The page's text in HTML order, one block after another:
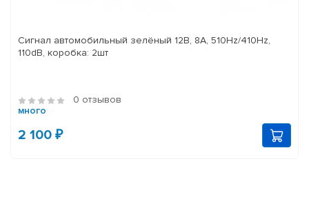
Сигнал автомобильный зелёный 12В, 8A, 510Hz/410Hz,
110dB, коробка: 2шт
0 отзывов
много
2 100 ₽